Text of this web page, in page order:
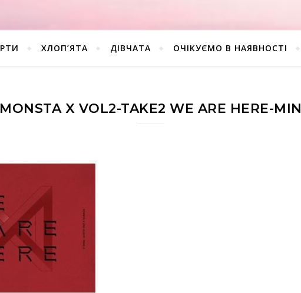
ХЛОП’ЯТА ДІВЧАТА ОЧІКУЄМО В НАЯВНОСТІ
MONSTA X VOL2-TAKE2 WE ARE HERE-MIN